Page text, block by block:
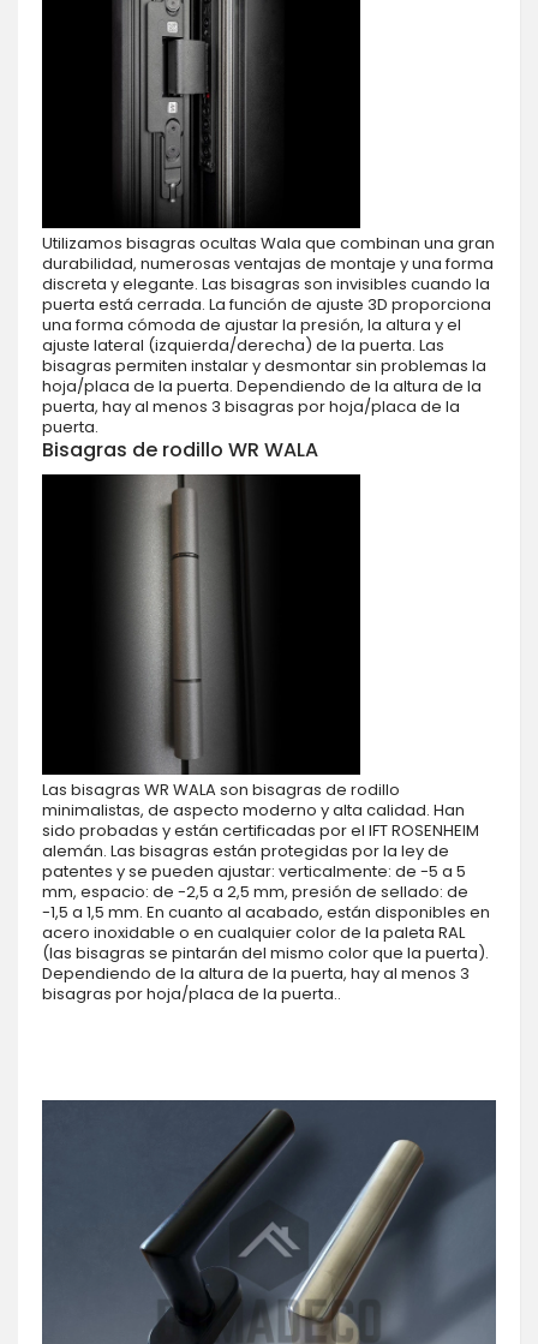
Utilizamos bisagras ocultas Wala que combinan una gran
durabilidad, numerosas ventajas de montaje y una forma
discreta y elegante. Las bisagras son invisibles cuando la
puerta está cerrada. La función de ajuste 3D proporciona
una forma cómoda de ajustar la presión, la altura y el
ajuste lateral (izquierda/derecha) de la puerta. Las
bisagras permiten instalar y desmontar sin problemas la
hoja/placa de la puerta. Dependiendo de la altura de la
puerta, hay al menos 3 bisagras por hoja/placa de la
puerta.
Bisagras de rodillo WR WALA
Las bisagras WR WALA son bisagras de rodillo
minimalistas, de aspecto moderno y alta calidad. Han
sido probadas y están certificadas por el IFT ROSENHEIM
alemán. Las bisagras están protegidas por la ley de
patentes y se pueden ajustar: verticalmente: de -5 a 5
mm, espacio: de -2,5 a 2,5 mm, presión de sellado: de
-1,5 a 1,5 mm. En cuanto al acabado, están disponibles en
acero inoxidable o en cualquier color de la paleta RAL
(las bisagras se pintarán del mismo color que la puerta).
Dependiendo de la altura de la puerta, hay al menos 3
bisagras por hoja/placa de la puerta..